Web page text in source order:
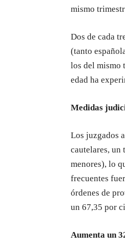
mismo
Dos de cada
(tanto
los del mismo
edad ha
Medidas
Los juzgados
cautelares, un
menores), lo
frecuentes
órdenes de
un 67,35 por
Aumenta un